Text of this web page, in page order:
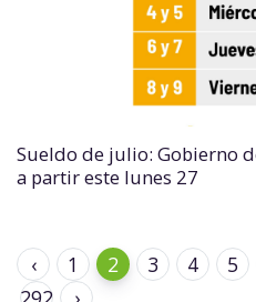
Sueldo de julio: Gobierno
a partir este lunes 27
‹ 1 2 3 4 5